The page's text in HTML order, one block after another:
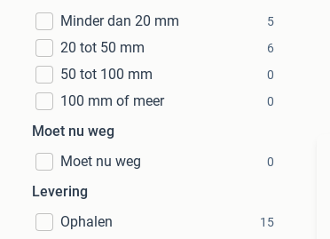
Minder dan 20 mm
5
20 tot 50 mm 6
50 tot 100 mm 0
100 mm of meer 0
Moet nu weg
Moet nu weg
0
Levering
Ophalen
15